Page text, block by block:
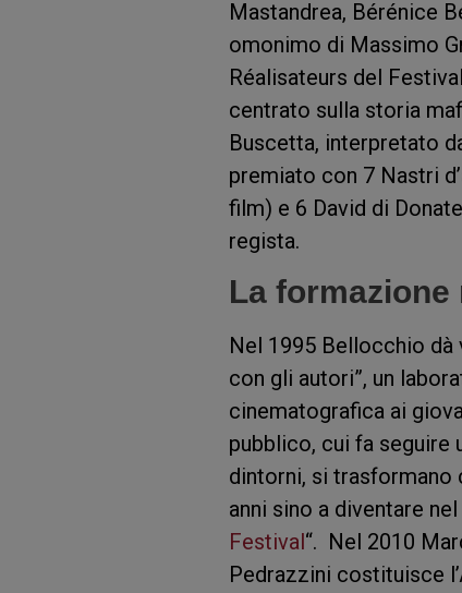
Mastandrea, Bérénice
omonimo di Massimo
Réalisateurs del
centrato sulla storia
Buscetta, interpretato
premiato con 7 Nastri
film) e 6 David di
regista.
La
Nel 1995 Bellocchio
con gli autori”, un
cinematografica ai
pubblico, cui fa
dintorni, si trasformano
anni sino a diventare
Festival“. Nel 2010
Pedrazzini costituisce